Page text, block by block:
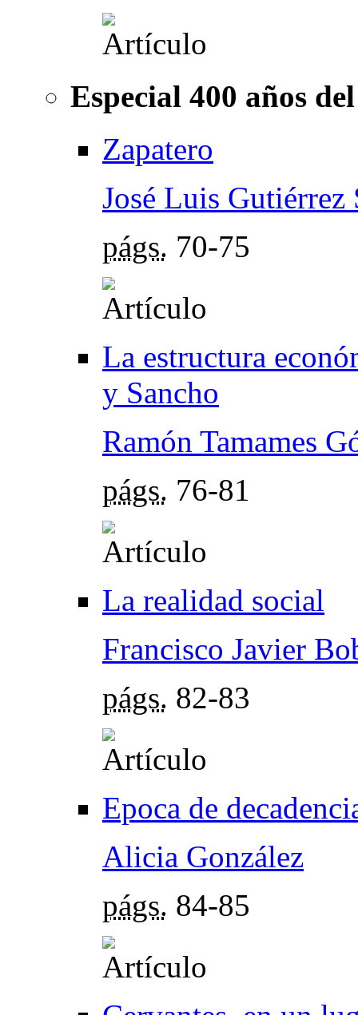
Especial 400 años
Zapatero
José Luis Gutiérrez
págs. 70-75
La estructura
y Sancho
Ramón Tamames
págs. 76-81
La realidad social
Francisco Javier
págs. 82-83
Epoca de
Alicia González
págs. 84-85